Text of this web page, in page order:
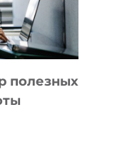
полезных